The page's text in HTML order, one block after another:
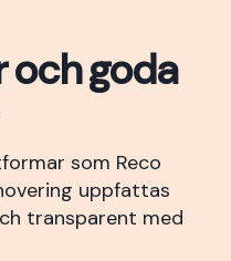
och goda
som Reco
uppfattas
transparent med